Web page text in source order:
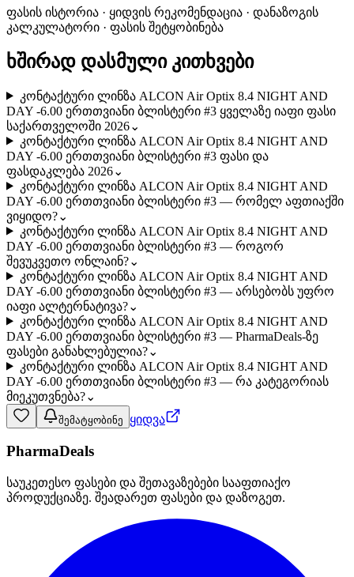
ფასის ისტორია · ყიდვის რეკომენდაცია · დანაზოგის
კალკულატორი · ფასის შეტყობინება
ხშირად დასმული კითხვები
კონტაქტური ლინზა ALCON Air Optix 8.4 NIGHT AND
DAY -6.00 ერთთვიანი ბლისტერი #3 ყველაზე იაფი ფასი
საქართველოში 2026⌄
კონტაქტური ლინზა ALCON Air Optix 8.4 NIGHT AND
DAY -6.00 ერთთვიანი ბლისტერი #3 ფასი და
ფასდაკლება 2026⌄
კონტაქტური ლინზა ALCON Air Optix 8.4 NIGHT AND
DAY -6.00 ერთთვიანი ბლისტერი #3 — რომელ აფთიაქში
ვიყიდო?⌄
კონტაქტური ლინზა ALCON Air Optix 8.4 NIGHT AND
DAY -6.00 ერთთვიანი ბლისტერი #3 — როგორ
შევუკვეთო ონლაინ?⌄
კონტაქტური ლინზა ALCON Air Optix 8.4 NIGHT AND
DAY -6.00 ერთთვიანი ბლისტერი #3 — არსებობს უფრო
იაფი ალტერნატივა?⌄
კონტაქტური ლინზა ALCON Air Optix 8.4 NIGHT AND
DAY -6.00 ერთთვიანი ბლისტერი #3 — PharmaDeals-ზე
ფასები განახლებულია?⌄
კონტაქტური ლინზა ALCON Air Optix 8.4 NIGHT AND
DAY -6.00 ერთთვიანი ბლისტერი #3 — რა კატეგორიას
მიეკუთვნება?⌄
შემატყობინე ყიდვა
PharmaDeals
საუკეთესო ფასები და შეთავაზებები სააფთიაქო
პროდუქციაზე. შეადარეთ ფასები და დაზოგეთ.